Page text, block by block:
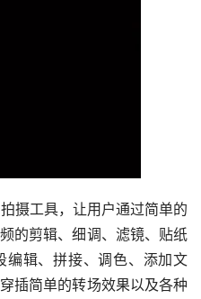
摄工具，让用户通过简单的
的剪辑、细调、滤镜、贴纸
编辑、拼接、调色、添加文
插简单的转场效果以及各种